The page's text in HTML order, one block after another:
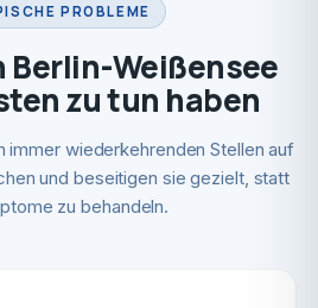
PROBLEME
Berlin-Weißensee
zu tun haben
immer wiederkehrenden Stellen auf
und beseitigen sie gezielt, statt
zu behandeln.